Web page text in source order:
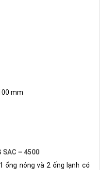
mm
SAC – 4500
ống nóng và 2 ống lạnh có